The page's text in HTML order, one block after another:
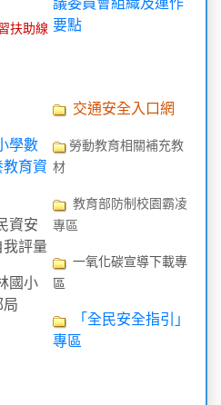
扶助線
議委員會組織及運作
要點
學數
育資
資安
我評量
國小
局
交通安全入口網
勞動教育相關補充教
材
教育部防制校園霸凌
專區
一氧化碳宣導下載專
區
「全民安全指引」
專區